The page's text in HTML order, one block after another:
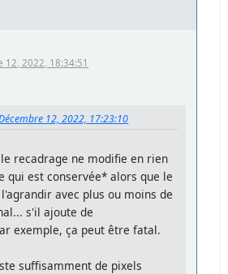
12, 2022, 18:34:51
12, 2022, 17:23:10
recadrage ne modifie en rien
qui est conservée* alors que le
avec plus ou moins de
s'il ajoute de
exemple, ça peut être fatal.
suffisamment de pixels